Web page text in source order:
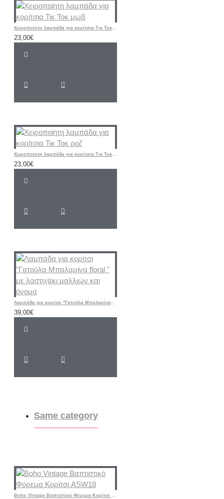
Χειροποίητη λαμπάδα για κορίτσια Τικ Τοκ μωβ
23,00€
Χειροποίητη λαμπάδα για κορίτσια Τικ Τοκ ροζ
23,00€
Λαμπάδα για κορίτσι "Γατούλα Μπαλαρίνα floral " με λαστιχάκι μαλλιών και όνομα
39,00€
Same category
Boho Vintage Βαπτιστικό Φόρεμα Κορίτσι ASW18